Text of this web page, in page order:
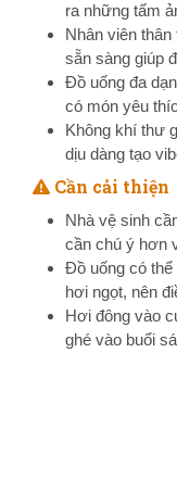
ra những tấm
Nhân viên
sẵn sàng giúp
Đồ uống đa
có món yêu
Không khí thư
dịu dàng tạo
Cần cải thiện
Nhà vệ sinh
cần chú ý hơn
Đồ uống có
hơi ngọt, nên
Hơi đông vào
ghé vào buổi